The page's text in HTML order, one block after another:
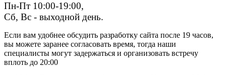
Пн-Пт 10:00-19:00,
Сб, Вс - выходной день.
Если вам удобнее обсудить разработку сайта после 19 часов,
вы можете заранее согласовать время, тогда наши
специалисты могут задержаться и организовать встречу
вплоть до 20:00